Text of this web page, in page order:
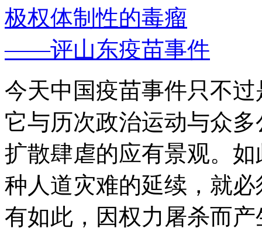
极权体制性的毒瘤
——评山东疫苗事件
今天中国疫苗事件只不
它与历次政治运动与众
扩散肆虐的应有景观。
种人道灾难的延续，就
有如此，因权力屠杀而